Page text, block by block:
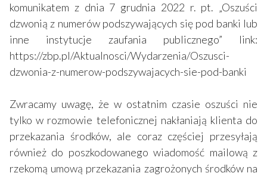
komunikatem z dnia 7 grudnia 2022 r. pt. „Oszuści
dzwonią z numerów podszywających się pod banki lub
inne instytucje zaufania publicznego” link:
https://zbp.pl/Aktualnosci/Wydarzenia/Oszusci-
dzwonia-z-numerow-podszywajacych-sie-pod-banki
Zwracamy uwagę, że w ostatnim czasie oszuści nie
tylko w rozmowie telefonicznej nakłaniają klienta do
przekazania środków, ale coraz częściej przesyłają
również do poszkodowanego wiadomość mailową z
rzekomą umową przekazania zagrożonych środków na